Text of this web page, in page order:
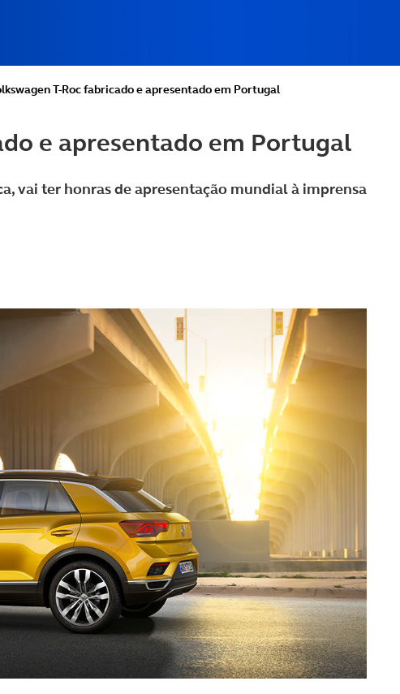
T-Roc fabricado e apresentado em Portugal
e apresentado em Portugal
vai ter honras de apresentação mundial à imprensa